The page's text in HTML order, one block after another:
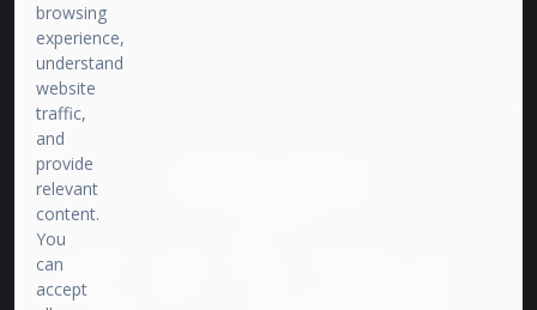
browsing
experience,
understand
website
traffic,
and
provide
relevant
content.
You
can
accept
गूढ़ विश्लेषण के साथ सूचनाएं उपलब्ध करवाते हैं। यह प्राथमिक स्रोतों से प्राप्त तथ्यों